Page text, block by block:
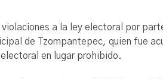
a la ley electoral por
de Tzompantepec, quien fue
en lugar prohibido.